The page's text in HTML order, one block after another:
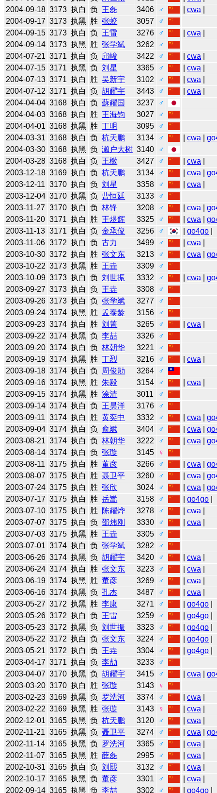
2004-09-18 3173 执白 负 王磊 3406 ♂ |cwa
2004-09-17 3173 执黑 胜 张蛟 3057
♂
2004-09-15 3173 执白 负 王雷 3276 ♂ |cwa
2004-09-14 3173 执黑 胜 张学斌 3262
♂
2004-07-21 3171 执白 负 邱峻 3422 ♂ |cwa
2004-07-15 3171 执黑 负 刘星 3365 ♂ |cwa
2004-07-13 3171 执白 胜 吴新宇 3102 ♂ |cwa
2004-07-12 3171 执白 负 胡耀宇 3443 ♂ |cwa
2004-04-04 3168 执白 负 蘇耀国 3237
♂
2004-04-03 3168 执白 胜 王海钧 3027
♂
2004-04-01 3168 执黑 胜 丁明 3095
♂
2004-03-31 3168 执白 负 杭天鹏 3134 ♂ |cwa |
2004-03-30 3168 执黑 负 濑户大树 3140
♂
2004-03-28 3168 执白 负 王檄 3427 ♂ |cwa
2003-12-18 3169 执白 负 杭天鹏 3134 ♂ |cwa |
2003-12-11 3170 执白 负 刘星 3358 ♂ |cwa
2003-12-04 3170 执黑 负 曹恒廷 3133
♂
2003-11-27 3170 执白 负 林锋 3208 ♂ |cwa |
2003-11-20 3171 执白 胜 王煜辉 3325 ♂ |cwa |
2003-11-13 3171 执白 负 金承俊 3256 ♂ |go4go
2003-11-06 3172 执白 负 古力 3499 ♂ |cwa
2003-10-30 3172 执白 胜 张文东 3213 ♂ |cwa |
2003-10-22 3173 执黑 胜 王垚 3309
♂
2003-10-09 3173 执白 负 刘世振 3332 ♂ |cwa |
2003-09-27 3173 执白 负 王垚 3308
♂
2003-09-26 3173 执白 负 张学斌 3277
♂
2003-09-24 3174 执黑 胜 孟泰龄 3156
♂
2003-09-23 3174 执白 胜 刘菁 3265 ♂ |cwa
2003-09-22 3174 执黑 负 李喆 3326
♂
2003-09-20 3174 执白 负 林朝华 3221
♂
2003-09-19 3174 执黑 胜 丁烈 3216 ♂ |cwa
2003-09-18 3174 执白 负 周俊勛 3264
♂
2003-09-16 3174 执黑 胜 朱毅 3154 ♂ |cwa
2003-09-15 3174 执黑 胜 涂清 3011
♂
2003-09-14 3174 执白 负 王昊洋 3176
♂
2003-09-11 3174 执白 胜 黄奕中 3332 ♂ |cwa |
2003-09-04 3174 执白 负 俞斌 3404 ♂ |cwa |
2003-08-21 3174 执白 负 林朝华 3222 ♂ |cwa |
2003-08-14 3174 执白 负 张璇 3145
♀
2003-08-11 3175 执白 胜 董彦 3266 ♂ |cwa |
2003-08-07 3175 执白 胜 聂卫平 3260 ♂ |cwa |
2003-07-24 3175 执白 胜 张欣 3024 ♂ |cwa |
2003-07-17 3175 执白 胜 岳嵩 3158 ♂ |go4go
2003-07-10 3175 执白 胜 陈耀烨 3278 ♂ |cwa
2003-07-07 3175 执白 负 邵炜刚 3330 ♂ |cwa
2003-07-03 3175 执黑 胜 王垚 3305
♂
2003-07-01 3174 执白 负 张学斌 3282
♂
2003-06-26 3174 执黑 负 胡耀宇 3420 ♂ |cwa
2003-06-24 3174 执白 胜 张文东 3223 ♂ |cwa
2003-06-19 3174 执黑 胜 董彦 3269 ♂ |cwa
2003-06-16 3174 执黑 负 孔杰 3487 ♂ |cwa
2003-05-27 3172 执黑 胜 李康 3271 ♂ |go4go
2003-05-26 3172 执白 负 王雷 3259 ♂ |go4go
2003-05-23 3172 执黑 负 刘世振 3323 ♂ |go4go
2003-05-22 3172 执白 负 张文东 3224 ♂ |go4go
2003-05-21 3172 执白 负 王垚 3304 ♂ |go4go
2003-04-17 3171 执白 负 李劼 3233
♂
2003-04-07 3170 执黑 负 胡耀宇 3415 ♂ |cwa |
2003-03-20 3170 执白 胜 张璇 3143
♀
2003-02-23 3169 执黑 负 罗洗河 3374 ♂ |cwa
2003-02-22 3169 执黑 胜 张璇 3143 ♀ |cwa
2002-12-01 3165 执黑 负 杭天鹏 3120 ♂ |cwa
2002-11-21 3165 执黑 负 聂卫平 3274 ♂ |cwa |
2002-11-14 3165 执黑 负 罗洗河 3365 ♂ |cwa
2002-11-07 3165 执黑 胜 薛磊 2995 ♂ |cwa
2002-10-31 3165 执白 负 刘熙 3132 ♂ |cwa
2002-10-17 3165 执黑 负 董彦 3301 ♂ |cwa
2002-09-14 3165 执黑 负 李喆 3302 ♂ |go4go